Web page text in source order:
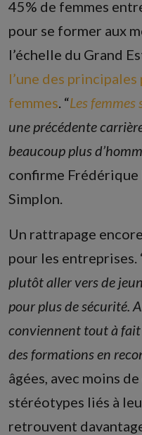
45% de femmes
pour se former aux
l’échelle du Grand
l’une des
femmes. “Les femmes
une précédente
beaucoup plus
confirme Frédérique
Simplon.
Un rattrapage
pour les entreprises.
plutôt aller vers de
pour plus de sécurité.
conviennent tout à fait
des formations en
âgées, avec moins
stéréotypes liés à
retrouvent